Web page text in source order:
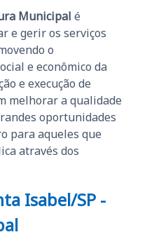
Municipal é
e gerir os serviços
o
e econômico da
e execução de
melhorar a qualidade
oportunidades
para aqueles que
através dos
Isabel/SP -